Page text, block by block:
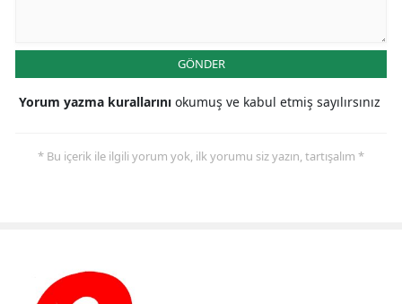
GÖNDER
Yorum yazma kurallarını okumuş ve kabul etmiş sayılırsınız
* Bu içerik ile ilgili yorum yok, ilk yorumu siz yazın, tartışalım *